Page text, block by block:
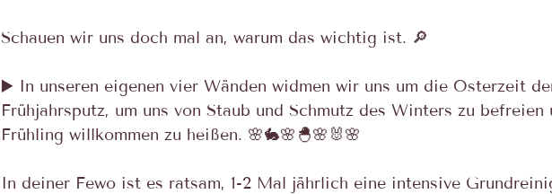
Schauen wir uns doch mal an, warum das wichtig ist. 🔎
▶️ In unseren eigenen vier Wänden widmen wir uns um die Osterzeit
Frühjahrsputz, um uns von Staub und Schmutz des Winters zu
Frühling willkommen zu heißen. 🌸🐇🌸🐣🌸🐰🌸
In deiner Fewo ist es ratsam, 1-2 Mal jährlich eine intensive